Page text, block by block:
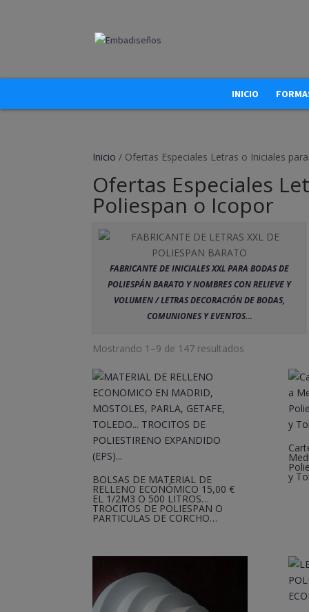
INICIO
Inicio / Ofertas Especiales Letras o Iniciales
Ofertas Especiales
Poliespan o Icopor
FABRICANTE DE INICIALES XXL PARA BODAS DE
POLIESPÁN BARATO Y NOMBRES CON RELIEVE Y
VOLUMEN / LETRAS DECORACIÓN DE BODAS,
COMUNIONES Y EVENTOS…
Mostrando 1–9 de 147 resultados
BOLSAS DE MATERIAL DE
RELLENO ECONÓMICO 15,00 €
EL 1/2M3 O 500 LITROS…
TROCITOS DE POLIESPAN O
PARTICULAS DE CORCHO…
y